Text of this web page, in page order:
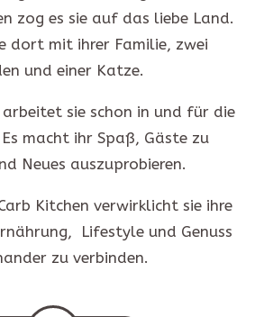
zog es sie auf das liebe Land.
dort mit ihrer Familie, zwei
und einer Katze.
arbeitet sie schon in und für die
macht ihr Spaß, Gäste zu
Neues auszuprobieren.
Kitchen verwirklicht sie ihre
Lifestyle und Genuss
zu verbinden.